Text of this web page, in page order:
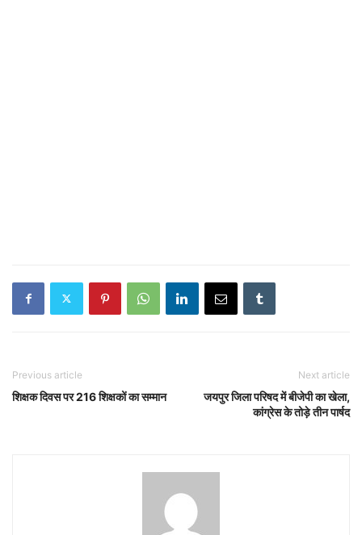
Previous article
शिक्षक दिवस पर 216 शिक्षकों का सम्मान
Next article
जयपुर जिला परिषद में बीजेपी का खेला,
कांग्रेस के तोड़े तीन पार्षद